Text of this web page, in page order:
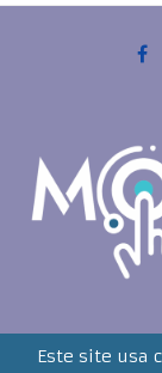
Copyrigth 2021
Este site usa